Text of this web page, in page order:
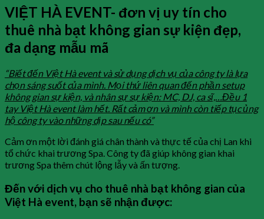
VIỆT HÀ EVENT- đơn vị uy tín cho
thuê nhà bạt không gian sự kiện đẹp,
đa dạng mẫu mã
“Biết đến Việt Hà event và sử dụng dịch vụ của công ty là lựa
chọn sáng suốt của mình. Mọi thứ liên quan đến phần setup
không gian sự kiện, và nhân sự sự kiện: MC, DJ, ca sĩ,…Đều 1
tay Việt Hà event làm hết. Rất cảm ơn và mình còn tiếp tục ủng
hộ công ty vào những dịp sau nếu có”
Cảm ơn một lời đánh giá chân thành và thực tế của chị Lan khi
tổ chức khai trương Spa. Công ty đã giúp không gian khai
trương Spa thêm chút lộng lẫy và ấn tượng.
Đến với dịch vụ cho thuê nhà bạt không gian của
Việt Hà event, bạn sẽ nhận được: